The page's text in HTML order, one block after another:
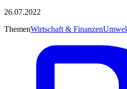
26.07.2022
ThemenWirtschaft & Finanzen